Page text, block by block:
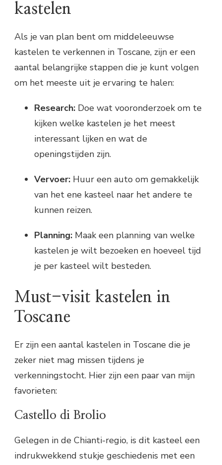
kastelen
Als je van plan bent om middeleeuwse
kastelen te verkennen in Toscane, zijn er een
aantal belangrijke stappen die je kunt volgen
om het meeste uit je ervaring te halen:
Research: Doe wat vooronderzoek om te
kijken welke kastelen je het meest
interessant lijken en wat de
openingstijden zijn.
Vervoer: Huur een auto om gemakkelijk
van het ene kasteel naar het andere te
kunnen reizen.
Planning: Maak een planning van welke
kastelen je wilt bezoeken en hoeveel tijd
je per kasteel wilt besteden.
Must-visit kastelen in
Toscane
Er zijn een aantal kastelen in Toscane die je
zeker niet mag missen tijdens je
verkenningstocht. Hier zijn een paar van mijn
favorieten:
Castello di Brolio
Gelegen in de Chianti-regio, is dit kasteel een
indrukwekkend stukje geschiedenis met een